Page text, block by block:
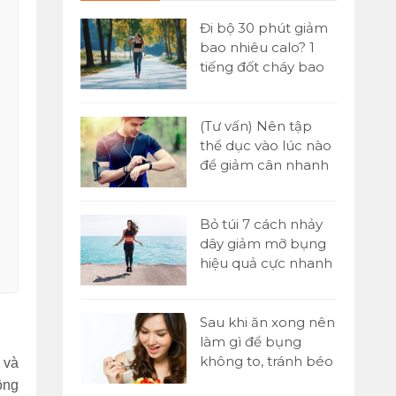
và trong
Đi bộ 30 phút giảm
bao nhiêu calo? 1
tiếng đốt cháy bao
(Tư vấn) Nên tập
thể dục vào lúc nào
để giảm cân nhanh
Bỏ túi 7 cách nhảy
dây giảm mỡ bụng
hiệu quả cực nhanh
Sau khi ăn xong nên
làm gì để bụng
không to, tránh béo